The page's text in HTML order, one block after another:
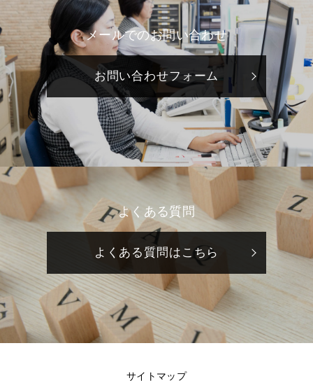
メールでのお問い合わせ
お問い合わせフォーム
よくある質問
よくある質問はこちら
サイトマップ